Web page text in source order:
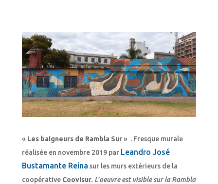
« Les baigneurs de Rambla Sur» . Fresque murale
réalisée en novembre 2019 par Leandro José
Bustamante Reina sur les murs extérieurs de la
coopérative Coovisur. L’oeuvre est visible sur la Rambla